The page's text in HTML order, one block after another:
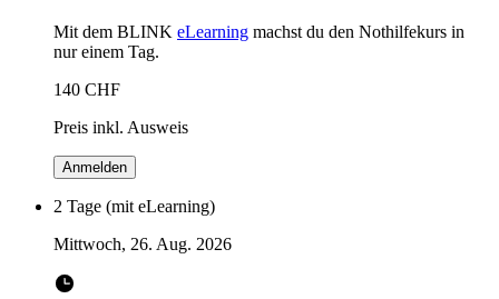
Mit dem BLINK eLearning machst du den Nothilfekurs in
nur einem Tag.
140 CHF
Preis inkl. Ausweis
Anmelden
2 Tage (mit eLearning)
Mittwoch, 26. Aug. 2026